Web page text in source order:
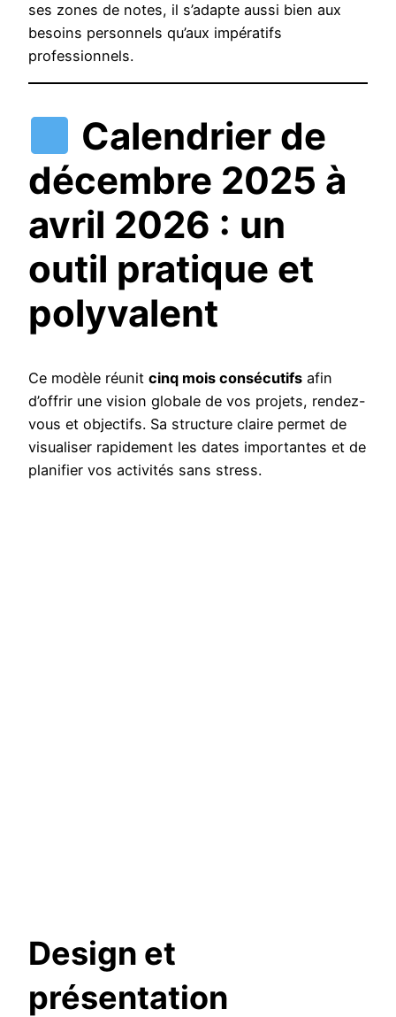
ses zones de notes, il s’adapte aussi bien aux
besoins personnels qu’aux impératifs
professionnels.
Calendrier de
décembre 2025 à
avril 2026 : un
outil pratique et
polyvalent
Ce modèle réunit cinq mois consécutifs afin
d’offrir une vision globale de vos projets, rendez-
vous et objectifs. Sa structure claire permet de
visualiser rapidement les dates importantes et de
planifier vos activités sans stress.
Design et
présentation